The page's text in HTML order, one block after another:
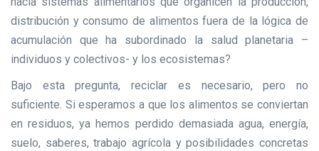
distribución y consumo de alimentos fuera de la lógica de
acumulación que ha subordinado la salud planetaria –
individuos y colectivos- y los ecosistemas?
Bajo esta pregunta, reciclar es necesario, pero no
suficiente. Si esperamos a que los alimentos se conviertan
en residuos, ya hemos perdido demasiada agua, energía,
suelo, saberes, trabajo agrícola y posibilidades concretas